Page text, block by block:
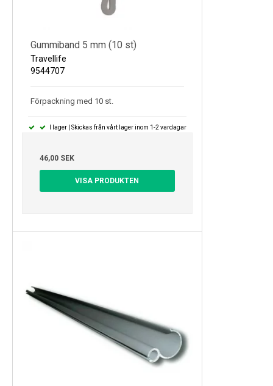
Gummiband 5 mm (10 st)
Travellife
9544707
Förpackning med 10 st.
I lager | Skickas från vårt lager inom 1-2 vardagar
46,00 SEK
VISA PRODUKTEN